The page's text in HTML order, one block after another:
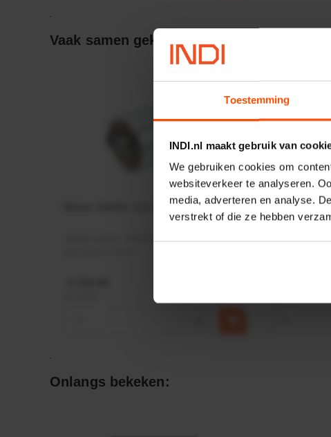
Toestemming
INDI.nl maakt gebruik van
We gebruiken cookies om
websiteverkeer te analyseren.
media, adverteren en analyse.
verstrekt of die ze hebben
Vaak samen gekocht:
Motor 24VDC 2,2 kw + PTC
MPPDCM24V2200TP
Rotator
Ø17mm
Onlangs bekeken: